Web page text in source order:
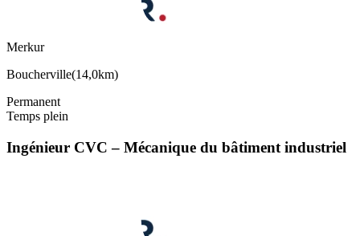
Merkur
Boucherville(14,0km)
Permanent
Temps plein
Ingénieur CVC – Mécanique du bâtiment industriel